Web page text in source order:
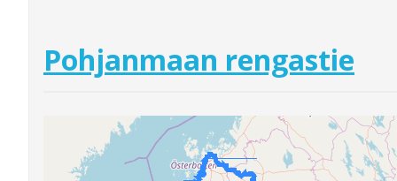
Pohjanmaan rengastie